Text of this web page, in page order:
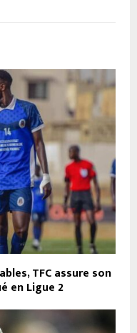
TFC assure son
en Ligue 2